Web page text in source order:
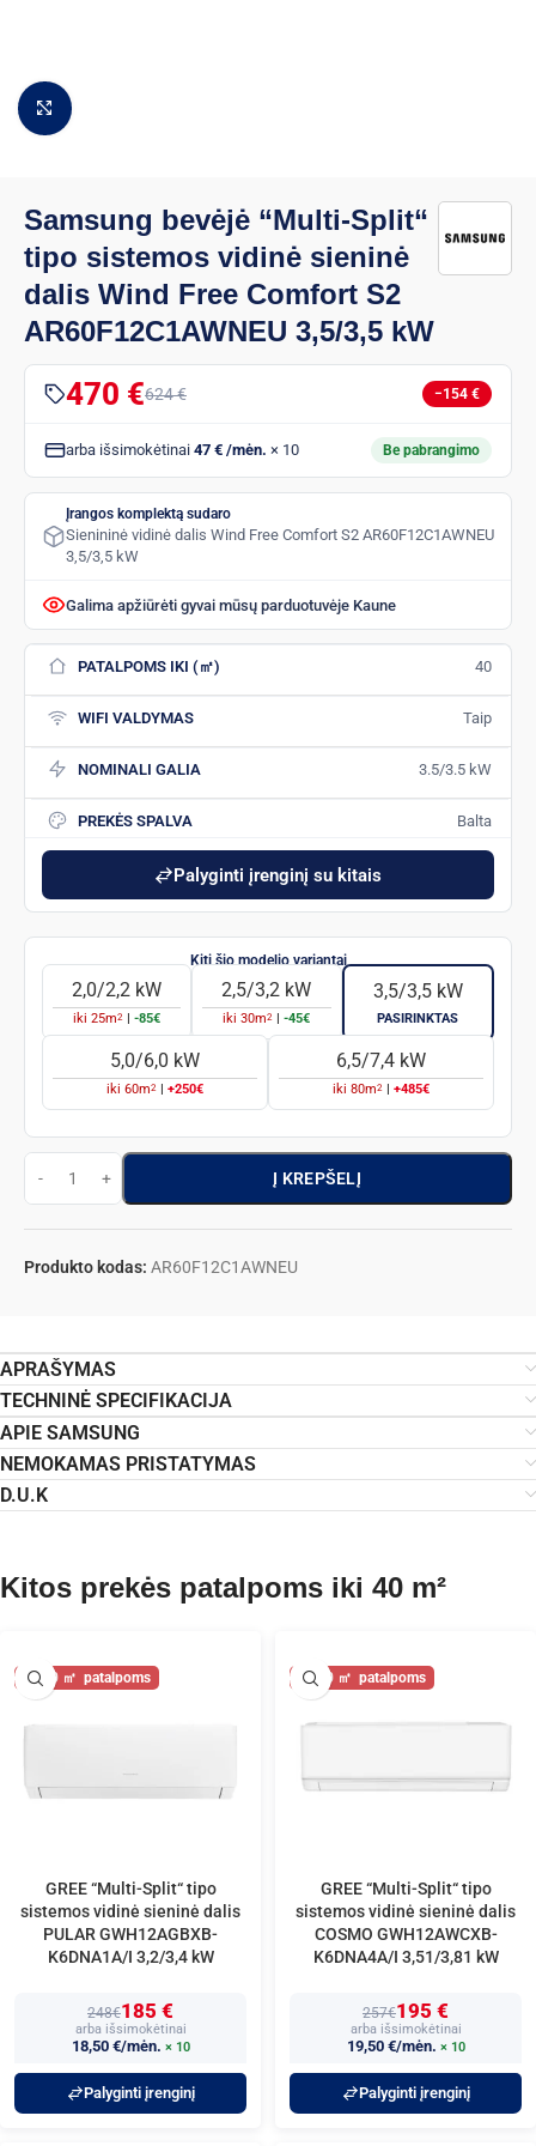
Padidinti vaizdą
Samsung bevėjė “Multi-Split“
tipo sistemos vidinė sieninė
dalis Wind Free Comfort S2
AR60F12C1AWNEU 3,5/3,5 kW
470 €624 € −154 €
arba išsimokėtinai 47 € /mėn. × 10 Be pabrangimo
Įrangos komplektą sudaro
Sienininė vidinė dalis Wind Free Comfort S2 AR60F12C1AWNEU
3,5/3,5 kW
Galima apžiūrėti gyvai mūsų parduotuvėje Kaune
PATALPOMS IKI (㎡) 40
WIFI VALDYMAS Taip
NOMINALI GALIA 3.5/3.5 kW
PREKĖS SPALVA Balta
Palyginti įrenginį su kitais
2,0/2,2 kW
iki25m2 -85€
2,5/3,2 kW
iki30m2 -45€
3,5/3,5 kW
PASIRINKTAS
5,0/6,0 kW
iki 60m2 +250€
6,5/7,4 kW
iki 80m2 +485€
Į KREPŠELĮ
Produkto kodas: AR60F12C1AWNEU
APRAŠYMAS
TECHNINĖ SPECIFIKACIJA
APIE SAMSUNG
NEMOKAMAS PRISTATYMAS
D.U.K
Kitos prekės patalpoms iki 40 m²
40
GREE “Multi-Split“ tipo
sistemos vidinė sieninė dalis
PULAR GWH12AGBXB-
K6DNA1A/I 3,2/3,4 kW
248€185 €
arba išsimokėtinai
18,50 €/mėn. × 10
Palyginti įrenginį
40
GREE “Multi-Split“ tipo
sistemos vidinė sieninė dalis
COSMO GWH12AWCXB-
K6DNA4A/I 3,51/3,81 kW
257€195 €
arba išsimokėtinai
19,50 €/mėn. × 10
Palyginti įrenginį